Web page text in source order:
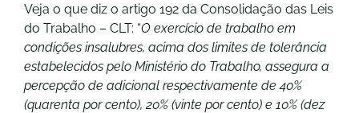
Veja o que diz o artigo 192 da Consolidação das Leis
do Trabalho – CLT: “O exercício de trabalho em
condições insalubres, acima dos limites de tolerância
estabelecidos pelo Ministério do Trabalho, assegura a
percepção de adicional respectivamente de 40%
(quarenta por cento), 20% (vinte por cento) e 10% (dez